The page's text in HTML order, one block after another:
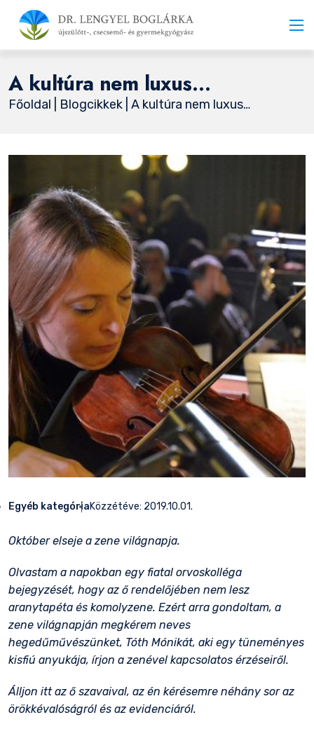
A kultúra nem luxus…
Főoldal Blogcikkek | A kultúra nem luxus…
Egyéb kategóriaKözzétéve: 2019.10.01.
Október elseje a zene világnapja.
Olvastam a napokban egy fiatal orvoskolléga
bejegyzését, hogy az ő rendelőjében nem lesz
aranytapéta és komolyzene. Ezért arra gondoltam, a
zene világnapján megkérem neves
hegedűművészünket, Tóth Mónikát, aki egy tüneményes
kisfiú anyukája, írjon a zenével kapcsolatos érzéseiről.
Álljon itt az ő szavaival, az én kérésemre néhány sor az
örökkévalóságról és az evidenciáról.